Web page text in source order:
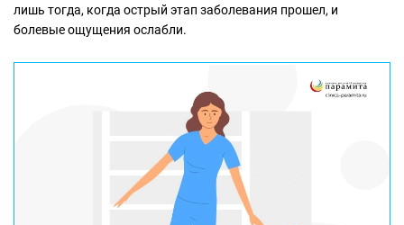
лишь тогда, когда острый этап заболевания прошел, и
болевые ощущения ослабли.